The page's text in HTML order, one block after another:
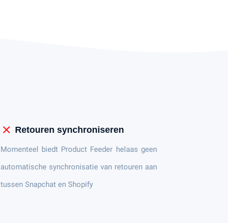
close Retouren synchroniseren
Momenteel biedt Product Feeder helaas geen
automatische synchronisatie van retouren aan
tussen Snapchat en Shopify